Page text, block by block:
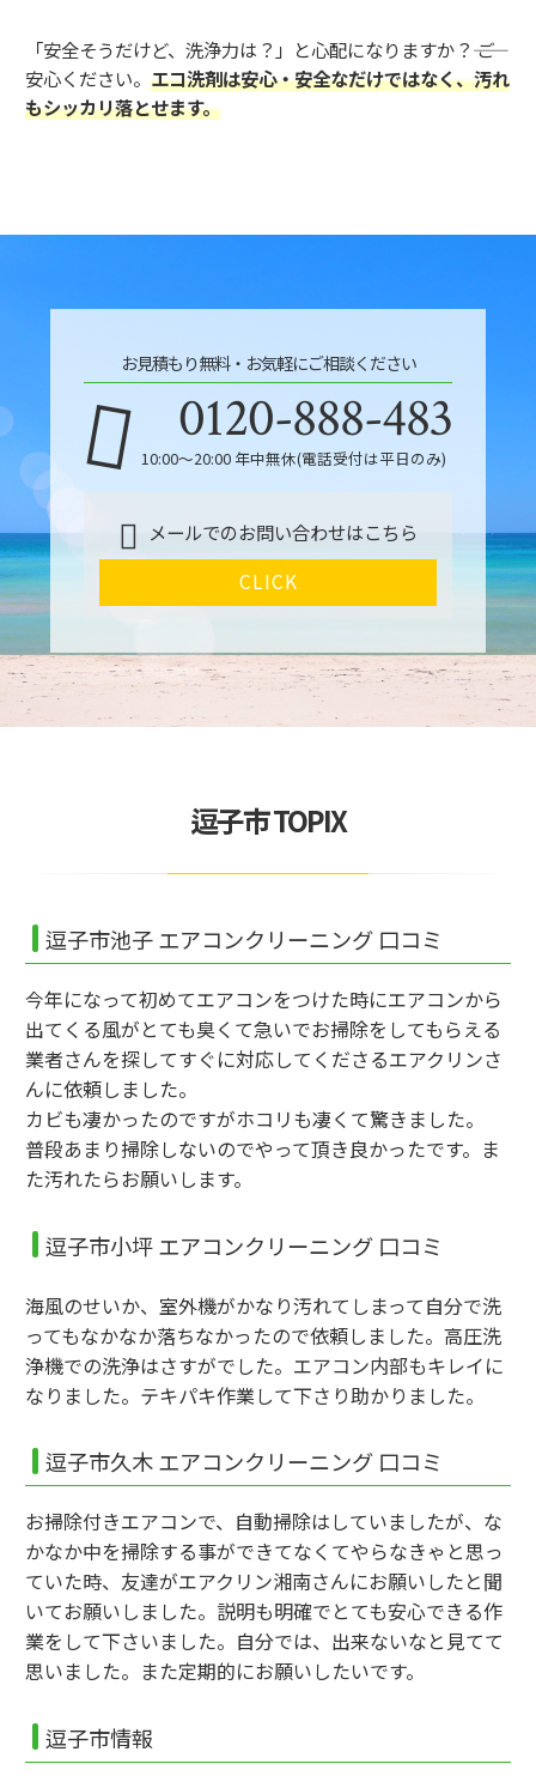
「安全そうだけど、洗浄力は？」と心配になりますか？―― ご
安心ください。 エコ洗剤は安心・安全なだけではなく、汚れ
もシッカリ落とせます。
お見積もり無料・お気軽にご相談ください
0120-888-483
10:00～20:00 年中無休(電話受付は平日のみ)
メールでのお問い合わせはこちら
CLICK
逗子市 TOPIX
逗子市池子 エアコンクリーニング 口コミ
今年になって初めてエアコンをつけた時にエアコンから
出てくる風がとても臭くて急いでお掃除をしてもらえる
業者さんを探してすぐに対応してくださるエアクリンさ
んに依頼しました。
カビも凄かったのですがホコリも凄くて驚きました。
普段あまり掃除しないのでやって頂き良かったです。ま
た汚れたらお願いします。
逗子市小坪 エアコンクリーニング 口コミ
海風のせいか、室外機がかなり汚れてしまって自分で洗
ってもなかなか落ちなかったので依頼しました。高圧洗
浄機での洗浄はさすがでした。エアコン内部もキレイに
なりました。テキパキ作業して下さり助かりました。
逗子市久木 エアコンクリーニング 口コミ
お掃除付きエアコンで、自動掃除はしていましたが、な
かなか中を掃除する事ができてなくてやらなきゃと思っ
ていた時、友達がエアクリン湘南さんにお願いしたと聞
いてお願いしました。説明も明確でとても安心できる作
業をして下さいました。自分では、出来ないなと見てて
思いました。また定期的にお願いしたいです。
逗子市情報